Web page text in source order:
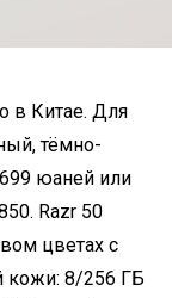
в Китае. Для
тёмно-
юаней или
Razr 50
цветах с
кожи: 8/256 ГБ